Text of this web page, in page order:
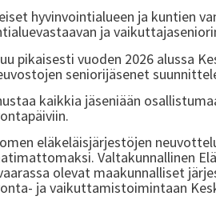
hyvinvointialueen ja kuntien
ja
pikaisesti vuoden 2026 alussa
seniorijäsenet
kaikkia jäseniään
eläkeläisjärjestöjen
Valtakunnallinen
olevat maakunnalliset
ja vaikuttamistoimintaan